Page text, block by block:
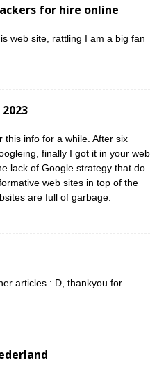
for hire online
web site, rattling I am a big fan
this info for a while. After six
finally I got it in your web
lack of Google strategy that do
web sites in top of the
are full of garbage.
articles : D, thankyou for